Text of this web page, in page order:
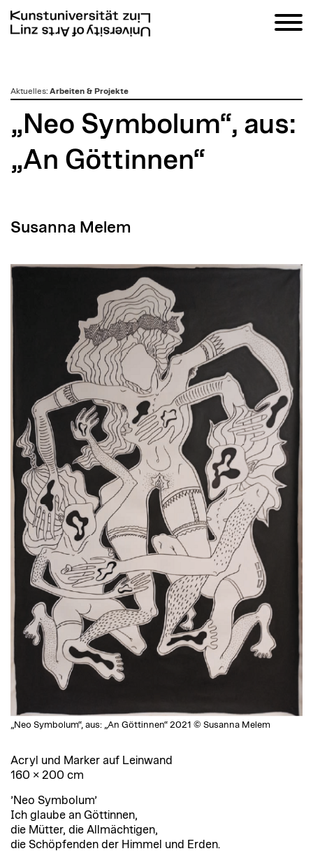
zumAktuelles: Arbeiten & Projekte
„Neo Symbolum“, aus:
„An Göttinnen“
Susanna Melem
„Neo Symbolum“, aus: „An Göttinnen“ 2021 © Susanna Melem
Acryl und Marker auf Leinwand
160 × 200 cm
’Neo Symbolum’
Ich glaube an Göttinnen,
die Mütter, die Allmächtigen,
die Schöpfenden der Himmel und Erden.